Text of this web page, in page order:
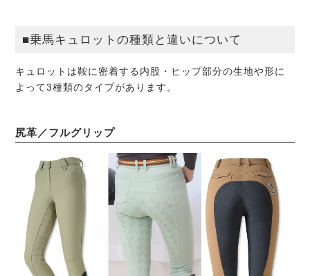
■乗馬キュロットの種類と違いについて
キュロットは鞍に密着する内股・ヒップ部分の生地や形に
よって3種類のタイプがあります。
尻革／フルグリップ